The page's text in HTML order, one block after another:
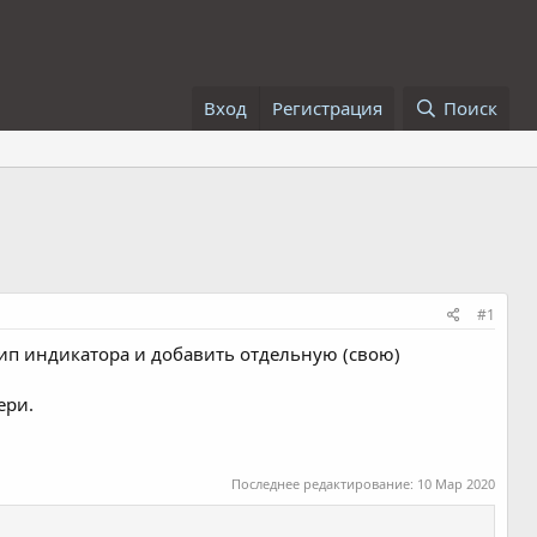
Вход Регистрация Поиск
#1
индикатора и добавить отдельную (свою)
Последнее редактирование: 10 Мар 2020